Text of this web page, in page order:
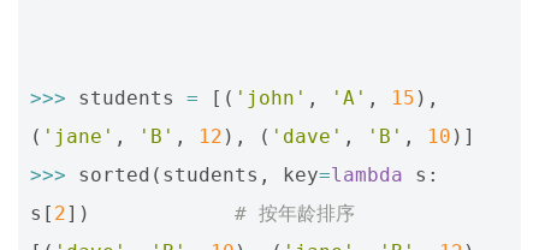
>>> students = [( 'john' , 'A' , 15 ),
( 'jane' , 'B' , 12 ), ( 'dave' , 'B' , 10 )]
>>>
sorted ( students , key=lambda s :
s [ 2])
# 按年龄排序